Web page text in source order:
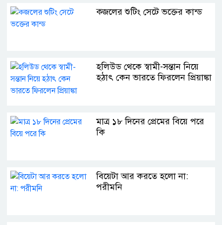
ক্জলের শুটিং সেটে ভক্তের কান্ড
হলিউড থেকে স্বামী-সন্তান নিয়ে
হঠাৎ কেন ভারতে ফিরলেন প্রিয়াঙ্কা
মাত্র ১৮ দিনের প্রেমের বিয়ে পরে
কি
বিয়েটা আর করতে হলো না:
পরীমনি